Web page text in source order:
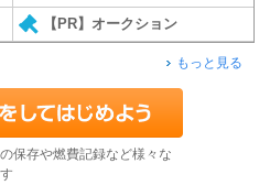
【PR】オークション
もっと見る
保存や燃費記録など様々な